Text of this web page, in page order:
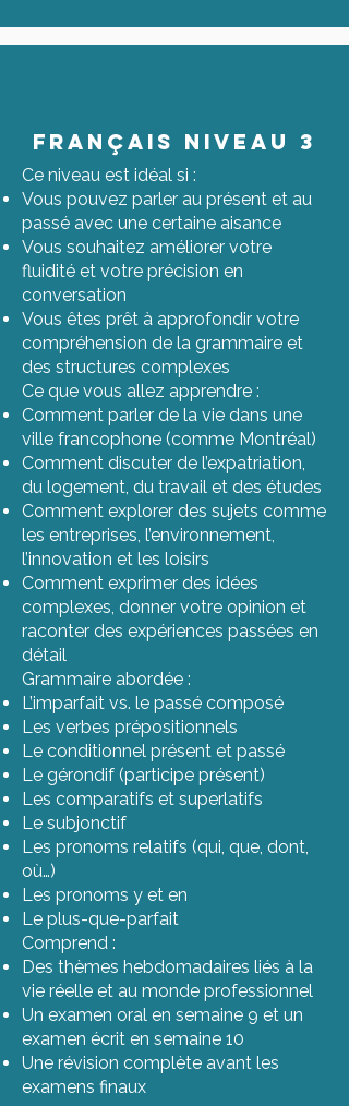
FRançais Niveau 3
Ce niveau est idéal si :
Vous pouvez parler au présent et au
passé avec une certaine aisance
Vous souhaitez améliorer votre
fluidité et votre précision en
conversation
Vous êtes prêt à approfondir votre
compréhension de la grammaire et
des structures complexes
Ce que vous allez apprendre :
Comment parler de la vie dans une
ville francophone (comme Montréal)
Comment discuter de l’expatriation,
du logement, du travail et des études
Comment explorer des sujets comme
les entreprises, l’environnement,
l’innovation et les loisirs
Comment exprimer des idées
complexes, donner votre opinion et
raconter des expériences passées en
détail
Grammaire abordée :
L’imparfait vs. le passé composé
Les verbes prépositionnels
Le conditionnel présent et passé
Le gérondif (participe présent)
Les comparatifs et superlatifs
Le subjonctif
Les pronoms relatifs (qui, que, dont,
où…)
Les pronoms y et en
Le plus-que-parfait
Comprend :
Des thèmes hebdomadaires liés à la
vie réelle et au monde professionnel
Un examen oral en semaine 9 et un
examen écrit en semaine 10
Une révision complète avant les
examens finaux